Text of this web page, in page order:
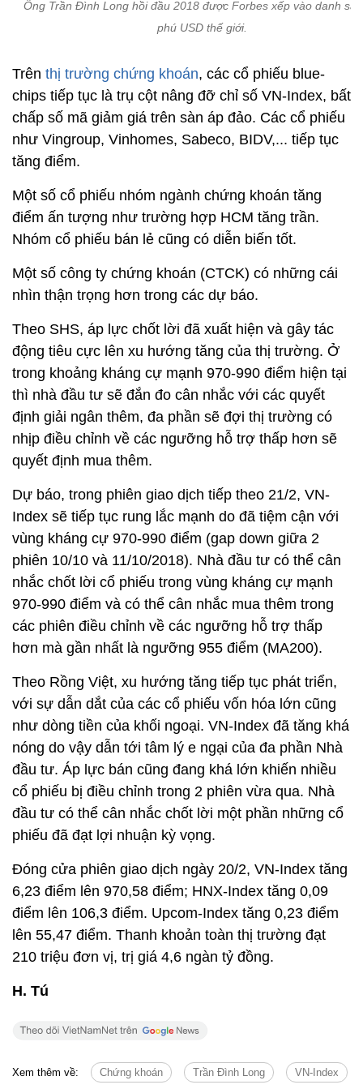
Ông Trần Đình Long hồi đầu 2018 được Forbes xếp vào danh
phú USD thế giới.
Trên thị trường chứng khoán, các cổ phiếu blue-
chips tiếp tục là trụ cột nâng đỡ chỉ số VN-Index, bất
chấp số mã giảm giá trên sàn áp đảo. Các cổ phiếu
như Vingroup, Vinhomes, Sabeco, BIDV,... tiếp tục
tăng điểm.
Một số cổ phiếu nhóm ngành chứng khoán tăng
điểm ấn tượng như trường hợp HCM tăng trần.
Nhóm cổ phiếu bán lẻ cũng có diễn biến tốt.
Một số công ty chứng khoán (CTCK) có những cái
nhìn thận trọng hơn trong các dự báo.
Theo SHS, áp lực chốt lời đã xuất hiện và gây tác
động tiêu cực lên xu hướng tăng của thị trường. Ở
trong khoảng kháng cự mạnh 970-990 điểm hiện tại
thì nhà đầu tư sẽ đắn đo cân nhắc với các quyết
định giải ngân thêm, đa phần sẽ đợi thị trường có
nhịp điều chỉnh về các ngưỡng hỗ trợ thấp hơn sẽ
quyết định mua thêm.
Dự báo, trong phiên giao dịch tiếp theo 21/2, VN-
Index sẽ tiếp tục rung lắc mạnh do đã tiệm cận với
vùng kháng cự 970-990 điểm (gap down giữa 2
phiên 10/10 và 11/10/2018). Nhà đầu tư có thể cân
nhắc chốt lời cổ phiếu trong vùng kháng cự mạnh
970-990 điểm và có thể cân nhắc mua thêm trong
các phiên điều chỉnh về các ngưỡng hỗ trợ thấp
hơn mà gần nhất là ngưỡng 955 điểm (MA200).
Theo Rồng Việt, xu hướng tăng tiếp tục phát triển,
với sự dẫn dắt của các cổ phiếu vốn hóa lớn cũng
như dòng tiền của khối ngoại. VN-Index đã tăng khá
nóng do vậy dẫn tới tâm lý e ngại của đa phần Nhà
đầu tư. Áp lực bán cũng đang khá lớn khiến nhiều
cổ phiếu bị điều chỉnh trong 2 phiên vừa qua. Nhà
đầu tư có thể cân nhắc chốt lời một phần những cổ
phiếu đã đạt lợi nhuận kỳ vọng.
Đóng cửa phiên giao dịch ngày 20/2, VN-Index tăng
6,23 điểm lên 970,58 điểm; HNX-Index tăng 0,09
điểm lên 106,3 điểm. Upcom-Index tăng 0,23 điểm
lên 55,47 điểm. Thanh khoản toàn thị trường đạt
210 triệu đơn vị, trị giá 4,6 ngàn tỷ đồng.
H. Tú
Xem thêm về: Chứng khoán Trần Đình Long VN-Index